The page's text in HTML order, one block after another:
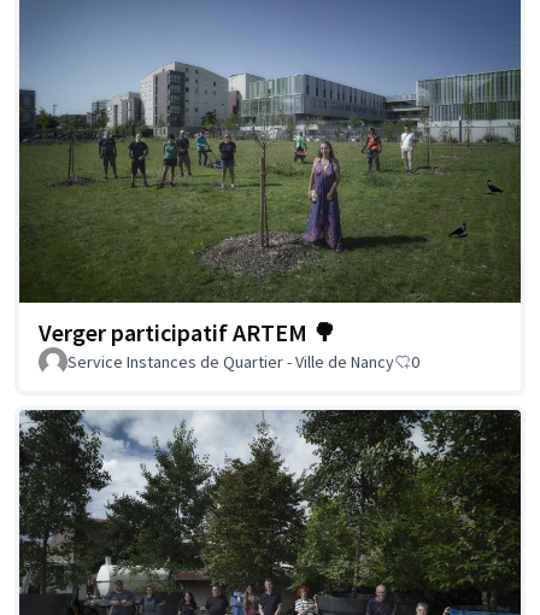
Verger participatif ARTEM 🌳
Service Instances de Quartier - Ville de Nancy 0